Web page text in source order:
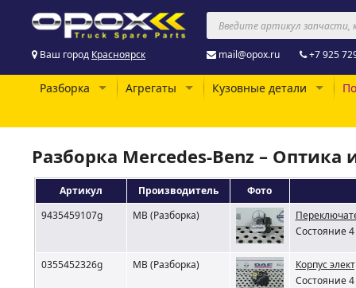
Ваш город Красноярск mail@opox.ru +7 925
Разборка Агрегаты Кузовные детали
Разборка Mercedes-Benz – Оптика
Артикул Производитель
Фото
9435459107g
MB (Разборка)
Состояние 4
0355452326g MB (Разборка)
Корпус
Состояние 4